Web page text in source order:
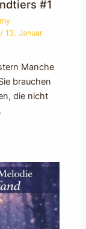
#1
/13. Januar
Manche
brauchen
die nicht